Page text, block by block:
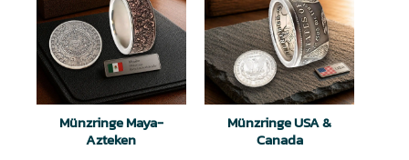
Münzringe Maya-
Azteken
Münzringe USA &
Canada